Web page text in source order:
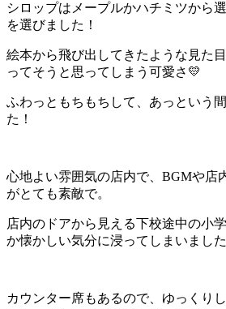
シロップはメープルかハチミツから
を選びました！
絵本から飛び出してきたような見た
ってそうと思ってしまう可愛さ💛
ふわっともちもちして、あっという
た！
心地よい雰囲気の店内で、BGMや店
がとても素敵で。
店内のドアから見える下校途中の小
か懐かしい気分に浸ってしまいまし
カウンター席もあるので、ゆっくり